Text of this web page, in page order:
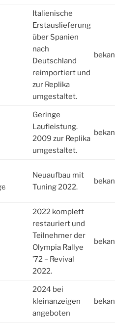
Italienische
Erstauslieferung
über Spanien
nach
Deutschland
reimportiert und
zur Replika
umgestaltet.
Geringe
Laufleistung.
2009 zur Replika
umgestaltet.
Neuaufbau mit
Tuning 2022.
2022 komplett
restauriert und
Teilnehmer der
Olympia Rallye
’72 – Revival
2022.
2024 bei
kleinanzeigen
angeboten